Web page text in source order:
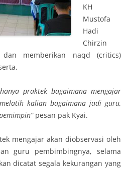
KH
Mustofa
Hadi
Chirzin
memberikan naqd (critics)
praktek bagaimana mengajar
kalian bagaimana jadi guru,
pesan pak Kyai.
mengajar akan diobservasi oleh
guru pembimbingnya, selama
dicatat segala kekurangan yang